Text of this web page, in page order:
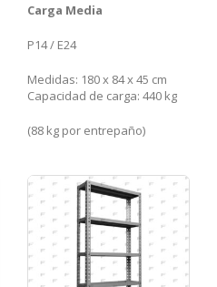
Carga Media
P14 / E24
Medidas: 180 x 84 x 45 cm
Capacidad de carga: 440 kg
(88 kg por entrepaño)